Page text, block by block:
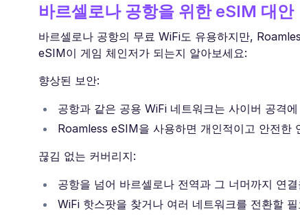
바르셀로나 공항을 위한 eSIM 대안
바르셀로나 공항의 무료 WiFi도 유용하지만,
eSIM이 게임 체인저가 되는지 알아보세요:
향상된 보안:
공항과 같은 공용 WiFi 네트워크는 사이버 공격
Roamless eSIM을 사용하면 개인적이고 안전한
끊김 없는 커버리지:
공항을 넘어 바르셀로나 전역과 그 너머까지 연
WiFi 핫스팟을 찾거나 여러 네트워크를 전환할